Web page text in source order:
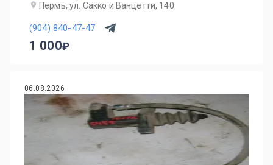
Пермь, ул. Сакко и Ванцетти, 140
(904) 840-47-47
1 000
06.08.2026